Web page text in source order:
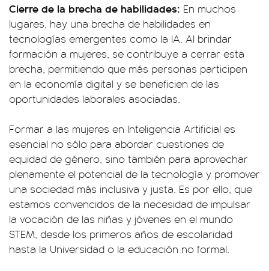
Cierre de la brecha de habilidades: En muchos
lugares, hay una brecha de habilidades en
tecnologías emergentes como la IA. Al brindar
formación a mujeres, se contribuye a cerrar esta
brecha, permitiendo que más personas participen
en la economía digital y se beneficien de las
oportunidades laborales asociadas.
Formar a las mujeres en Inteligencia Artificial es
esencial no sólo para abordar cuestiones de
equidad de género, sino también para aprovechar
plenamente el potencial de la tecnología y promover
una sociedad más inclusiva y justa. Es por ello, que
estamos convencidos de la necesidad de impulsar
la vocación de las niñas y jóvenes en el mundo
STEM, desde los primeros años de escolaridad
hasta la Universidad o la educación no formal.